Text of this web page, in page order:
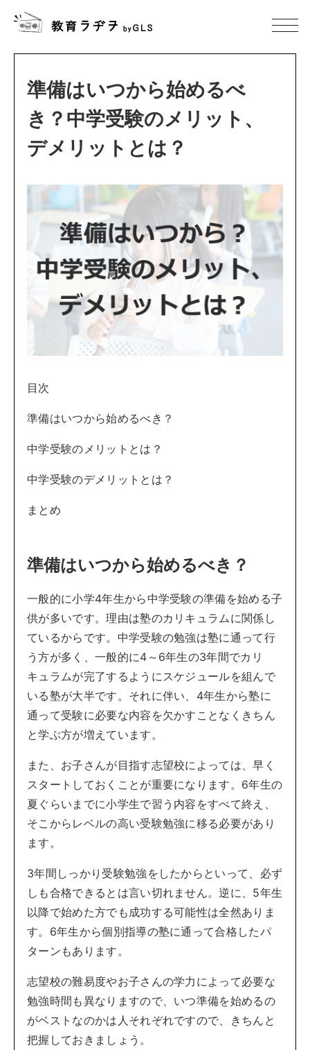
準備はいつから始めるべ
き？中学受験のメリット、
デメリットとは？
目次
準備はいつから始めるべき？
中学受験のメリットとは？
中学受験のデメリットとは？
まとめ
準備はいつから始めるべき？
一般的に小学4年生から中学受験の準備を始める子
供が多いです。理由は塾のカリキュラムに関係し
ているからです。中学受験の勉強は塾に通って行
う方が多く、一般的に4～6年生の3年間でカリ
キュラムが完了するようにスケジュールを組んで
いる塾が大半です。それに伴い、4年生から塾に
通って受験に必要な内容を欠かすことなくきちん
と学ぶ方が増えています。
また、お子さんが目指す志望校によっては、早く
スタートしておくことが重要になります。6年生の
夏ぐらいまでに小学生で習う内容をすべて終え、
そこからレベルの高い受験勉強に移る必要があり
ます。
3年間しっかり受験勉強をしたからといって、必ず
しも合格できるとは言い切れません。逆に、5年生
以降で始めた方でも成功する可能性は全然ありま
す。6年生から個別指導の塾に通って合格したパ
ターンもあります。
志望校の難易度やお子さんの学力によって必要な
勉強時間も異なりますので、いつ準備を始めるの
がベストなのかは人それぞれですので、きちんと
把握しておきましょう。